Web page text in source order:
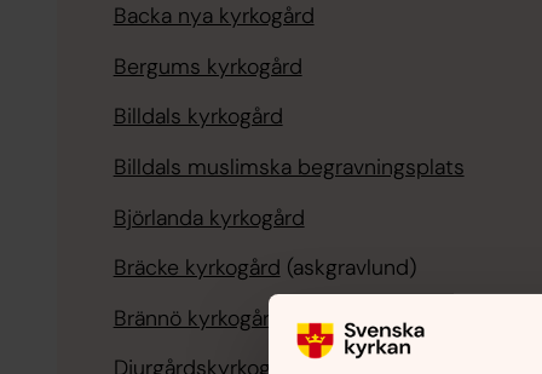
Backa nya kyrkogård
Bergums kyrkogård
Billdals kyrkogård
Billdals muslimska begravningsplats
Björlanda kyrkogård
Bräcke kyrkogård (askgravlund)
Brännö kyrkogård